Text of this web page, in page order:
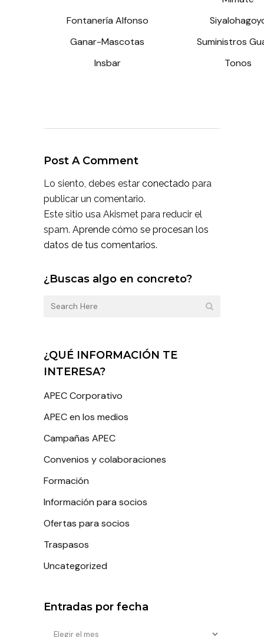
Fontanería Alfonso
Ganar-Mascotas
Suministros
Insbar
Tonos
Post A Comment
Lo siento, debes estar conectado para
publicar un comentario.
Este sitio usa Akismet para reducir el
spam. Aprende cómo se procesan los
datos de tus comentarios.
¿Buscas algo en concreto?
¿QUÉ INFORMACIÓN TE
INTERESA?
APEC Corporativo
APEC en los medios
Campañas APEC
Convenios y colaboraciones
Formación
Información para socios
Ofertas para socios
Traspasos
Uncategorized
Entradas por fecha
Entradas